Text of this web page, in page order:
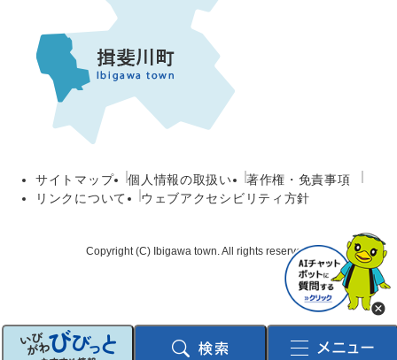
サイトマップ 個人情報の取扱い
著作権・免責事項
リンクについて
ウェブアクセシビリティ方針
Copyright (C) Ibigawa town. All rights reserved.